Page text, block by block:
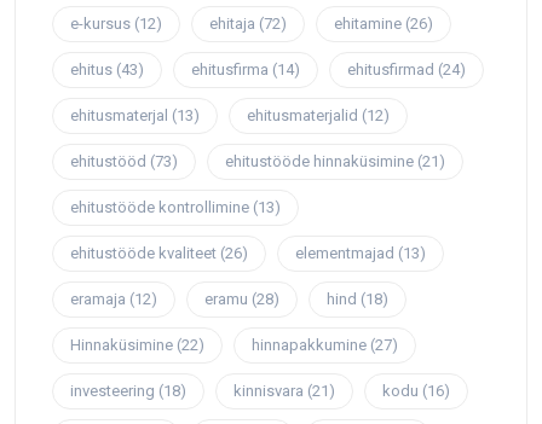
e-kursus (12) ehitaja (72) ehitamine (26)
ehitus (43) ehitusfirma (14) ehitusfirmad (24)
ehitusmaterjal (13) ehitusmaterjalid (12)
ehitustööd (73) ehitustööde hinnaküsimine (21)
ehitustööde kontrollimine (13)
ehitustööde kvaliteet (26) elementmajad (13)
eramaja (12) eramu (28) hind (18)
Hinnaküsimine (22) hinnapakkumine (27)
investeering (18) kinnisvara (21) kodu (16)